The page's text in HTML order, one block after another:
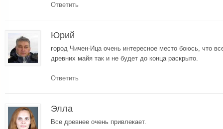
Ответить
Юрий
город Чичен-Ица очень интересное место боюсь, что
древних майя так и не будет до конца раскрыто.
Ответить
Элла
Все древнее очень привлекает.